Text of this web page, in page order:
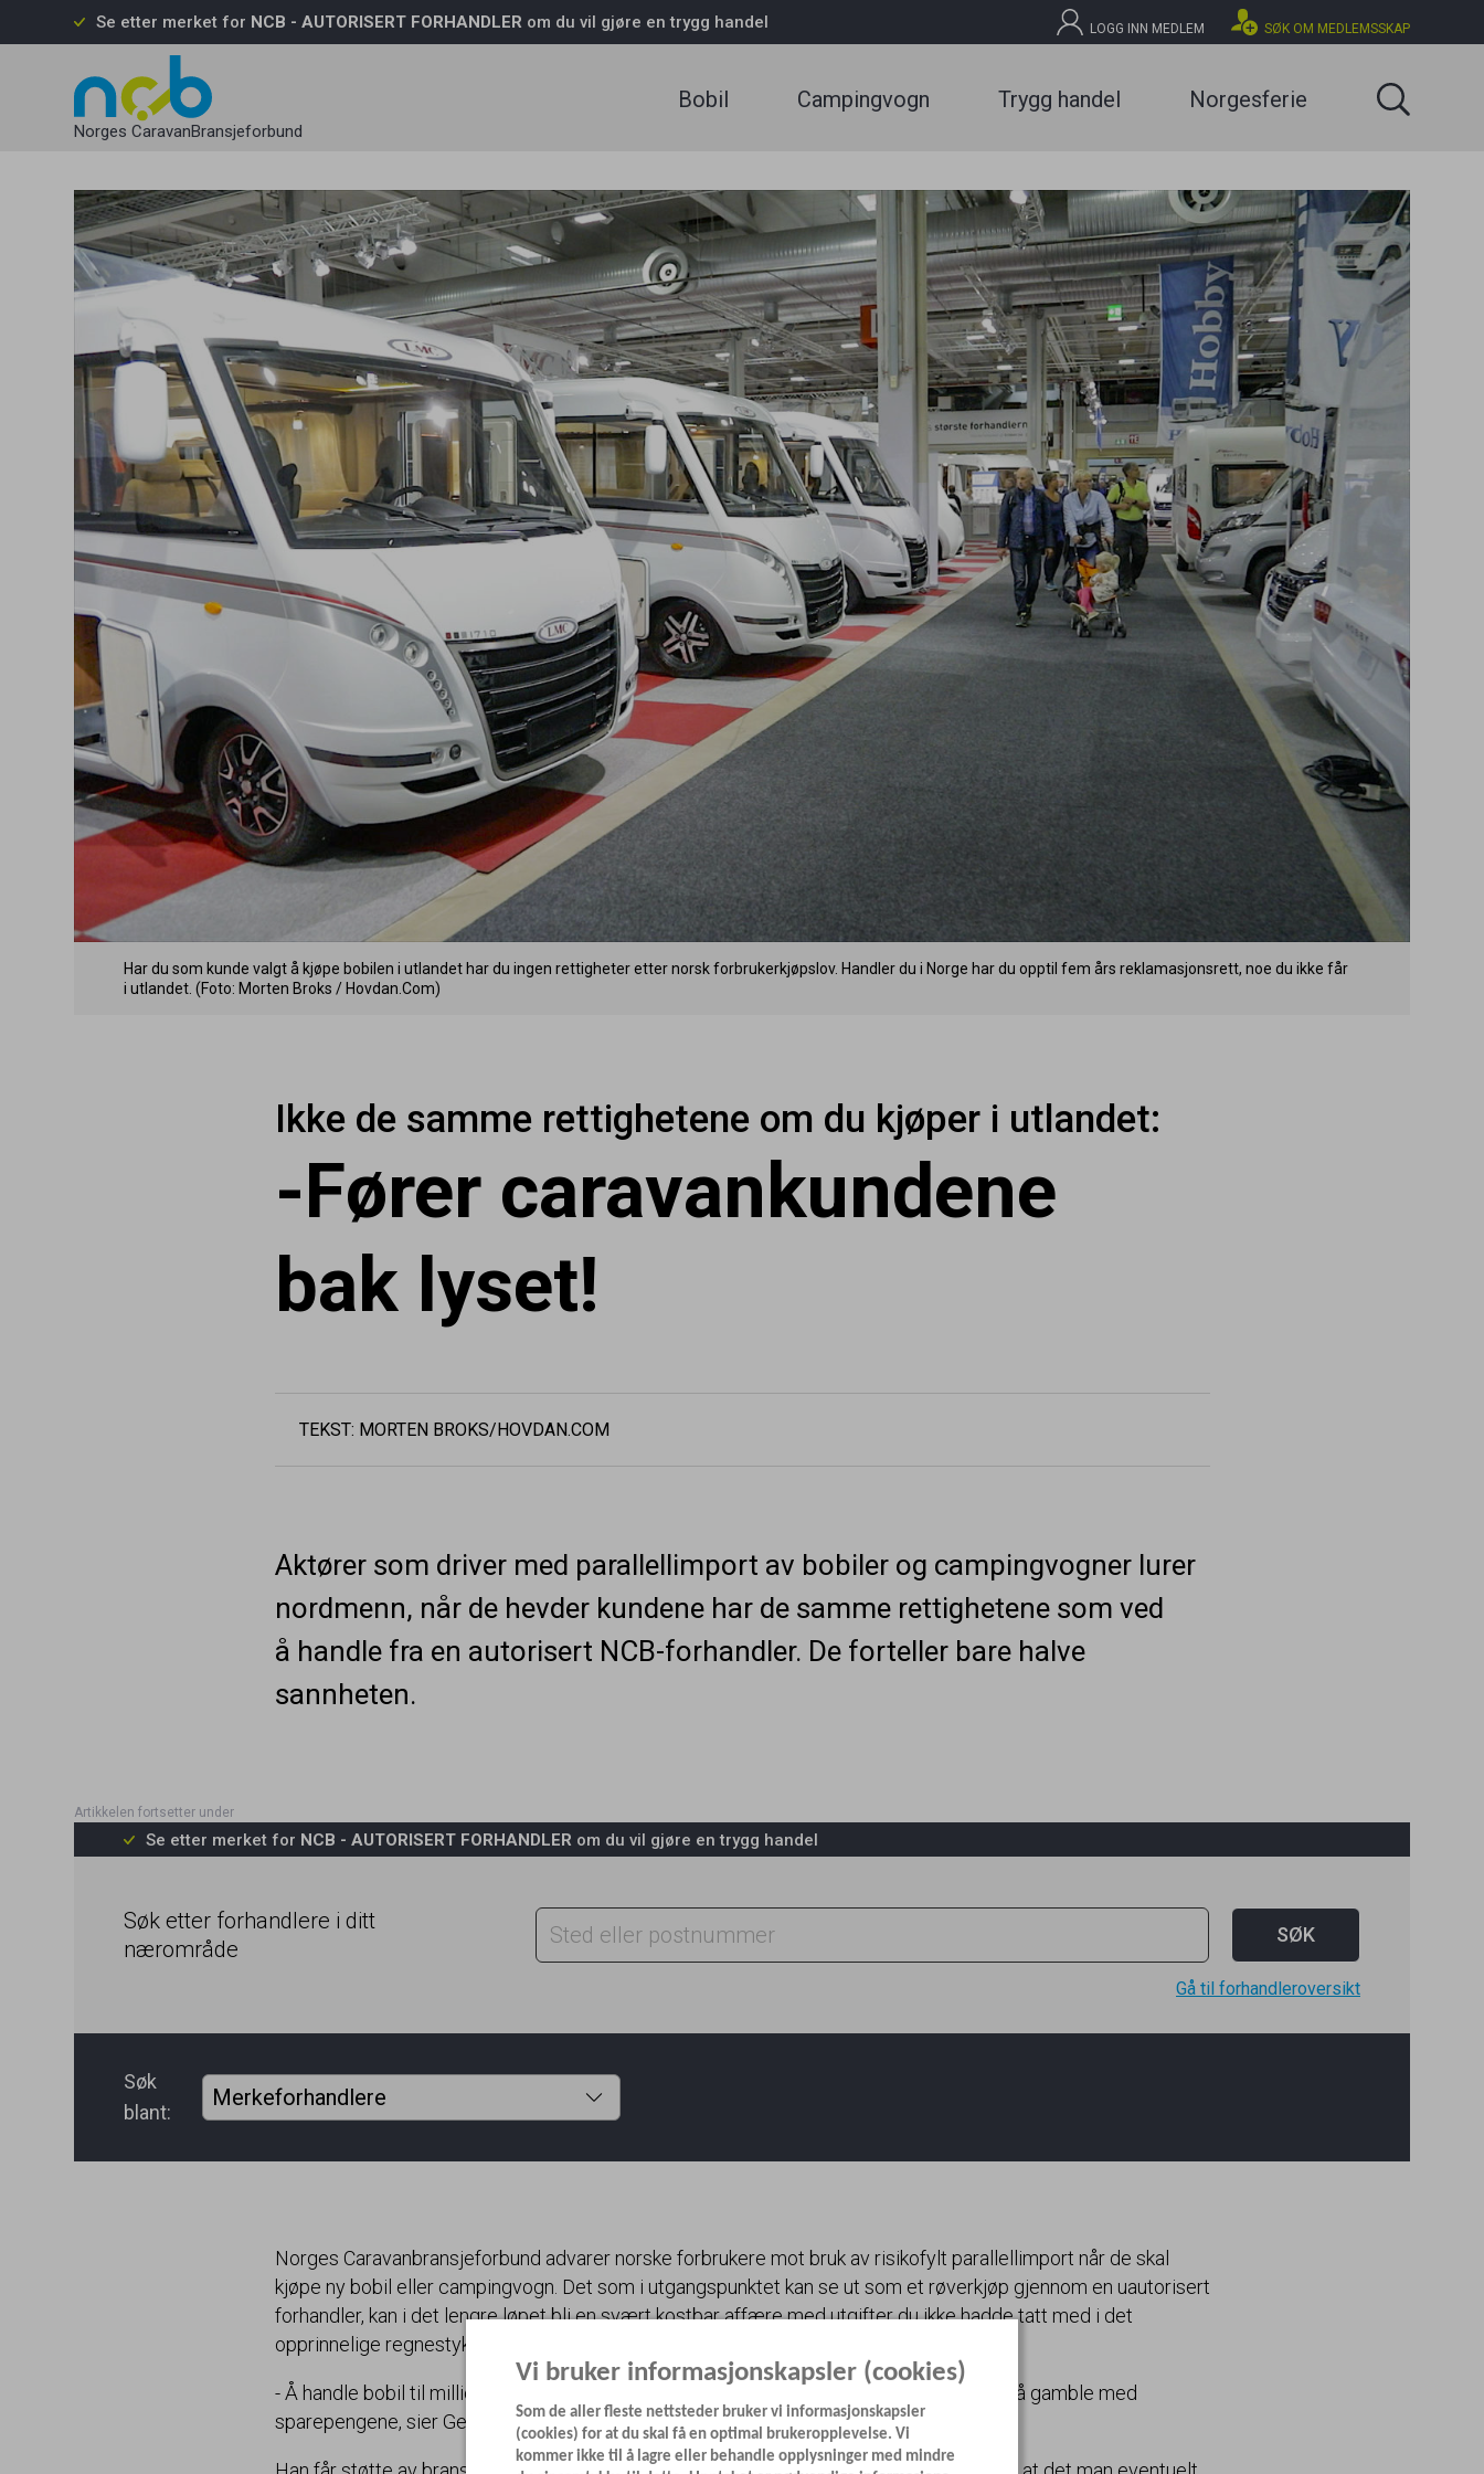
Se etter merket for NCB - AUTORISERT FORHANDLER om du vil gjøre en trygg handel LOGG INN MEDLEM SØK OM MEDLEMSSKAP
Norges CaravanBransjeforbund
Bobil Campingvogn Trygg handel Norgesferie
SØK
Gå til forhandleroversikt
Har du som kunde valgt å kjøpe bobilen i utlandet har du ingen rettigheter etter norsk forbrukerkjøpslov. Handler du i Norge har du opptil fem års reklamasjonsrett, noe du ikke får
i utlandet. (Foto: Morten Broks / Hovdan​.Com)
Ikke de samme rettighetene om du kjøper i utlandet:
-Fører caravankundene
bak lyset!
TEKST: MORTEN BROKS/HOVDAN.COM
Aktører som driver med parallellimport av bobiler og campingvogner lurer
nordmenn, når de hevder kundene har de samme rettighetene som ved
å handle fra en autorisert NCB-forhandler. De forteller bare halve
sannheten.
Se etter merket for NCB - AUTORISERT FORHANDLER om du vil gjøre en trygg handel
Søk etter forhandlere i ditt
nærområde
Gå til forhandleroversikt
Søk
blant:
Norges Caravanbransjeforbund advarer norske forbrukere mot bruk av risikofylt parallellimport når de skal
kjøpe ny bobil eller campingvogn. Det som i utgangspunktet kan se ut som et røverkjøp gjennom en uautorisert
forhandler, kan i det lengre løpet bli en svært kostbar affære med utgifter du ikke hadde tatt med i det
opprinnelige regnestykket.
- Å handle bobil til millionbeløp via en forhandler som fraskriver seg alt garantiansvar, er å gamble med
sparepengene, sier Geir Holm, generalsekretær i Norges Caravanbransjeforbund (
Vi bruker informasjonskapsler (cookies)
Som de aller fleste nettsteder bruker vi informasjonskapsler
(cookies) for at du skal få en optimal brukeropplevelse. Vi
kommer ikke til å lagre eller behandle opplysninger med mindre